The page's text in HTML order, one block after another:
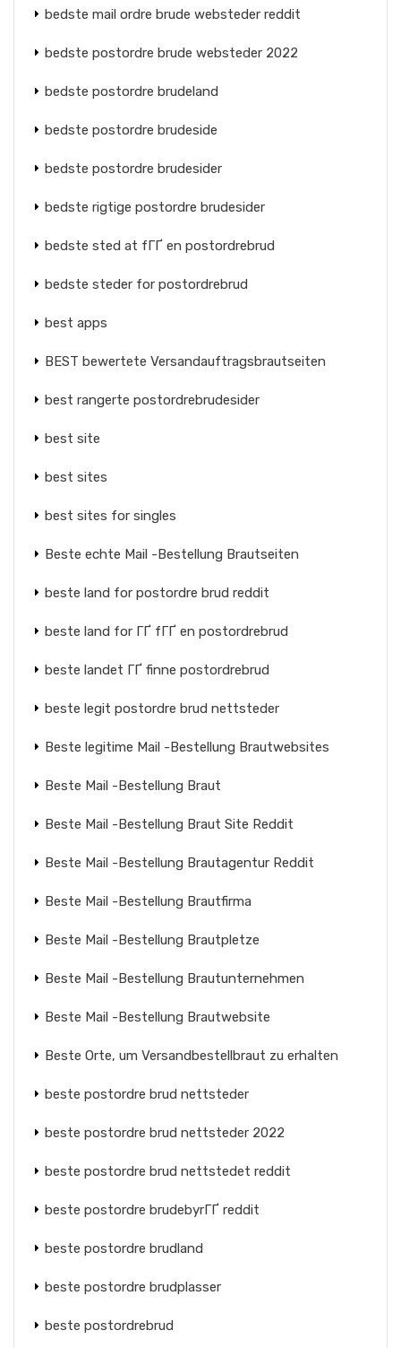
bedste mail ordre brude websteder reddit
bedste postordre brude websteder 2022
bedste postordre brudeland
bedste postordre brudeside
bedste postordre brudesider
bedste rigtige postordre brudesider
bedste sted at fГҐ en postordrebrud
bedste steder for postordrebrud
best apps
BEST bewertete Versandauftragsbrautseiten
best rangerte postordrebrudesider
best site
best sites
best sites for singles
Beste echte Mail -Bestellung Brautseiten
beste land for postordre brud reddit
beste land for ГҐ fГҐ en postordrebrud
beste landet ГҐ finne postordrebrud
beste legit postordre brud nettsteder
Beste legitime Mail -Bestellung Brautwebsites
Beste Mail -Bestellung Braut
Beste Mail -Bestellung Braut Site Reddit
Beste Mail -Bestellung Brautagentur Reddit
Beste Mail -Bestellung Brautfirma
Beste Mail -Bestellung Brautpletze
Beste Mail -Bestellung Brautunternehmen
Beste Mail -Bestellung Brautwebsite
Beste Orte, um Versandbestellbraut zu erhalten
beste postordre brud nettsteder
beste postordre brud nettsteder 2022
beste postordre brud nettstedet reddit
beste postordre brudebyrГҐ reddit
beste postordre brudland
beste postordre brudplasser
beste postordrebrud